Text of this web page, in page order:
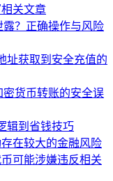
关文章
露？正确操作与风险
址获取到安全充值的
密货币转账的安全误
辑到省钱技巧
在较大的金融风险
可能涉嫌违反相关